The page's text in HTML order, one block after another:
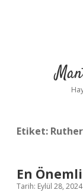
Etiket:
En
Tarih: Eylül 28, 2024